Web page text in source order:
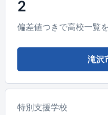
2
偏差値つきで高校一覧
滝沢
特別支援学校